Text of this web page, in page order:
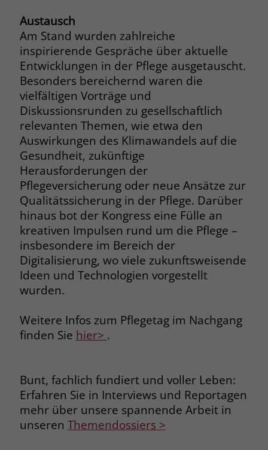
Austausch
Am Stand wurden zahlreiche
inspirierende Gespräche über aktuelle
Entwicklungen in der Pflege ausgetauscht.
Besonders bereichernd waren die
vielfältigen Vorträge und
Diskussionsrunden zu gesellschaftlich
relevanten Themen, wie etwa den
Auswirkungen des Klimawandels auf die
Gesundheit, zukünftige
Herausforderungen der
Pflegeversicherung oder neue Ansätze zur
Qualitätssicherung in der Pflege. Darüber
hinaus bot der Kongress eine Fülle an
kreativen Impulsen rund um die Pflege –
insbesondere im Bereich der
Digitalisierung, wo viele zukunftsweisende
Ideen und Technologien vorgestellt
wurden.
Weitere Infos zum Pflegetag im Nachgang
finden Sie hier> .
Bunt, fachlich fundiert und voller Leben:
Erfahren Sie in Interviews und Reportagen
mehr über unsere spannende Arbeit in
unseren Themendossiers >
Zweck
Name JSessionID
Anbieter jobs.stiftung-liebenau.de
Laufzeit Session
Zweck
Behält die Zustände des Benutzers bei
allen Seitenanfragen bei.
Zweck
Name _gcl_aw
Anbieter Google Ads
Laufzeit 90 Tage
Zweck
Dieses Cookie wird gesetzt, wenn ein
User über einen Klick auf eine Google
Werbeanzeige auf die Website gelangt.
Es enthält Informationen darüber,
welche Werbeanzeige geklickt wurde,
sodass erzielte Erfolge wie z.B.
Bestellungen oder Kontaktanfragen der
Anzeige zugewiesen werden können.
Name _gcl_dc
Anbieter
Laufzeit 90 Tage
Zweck
Dieses Cookie wird gesetzt, wenn ein
Es enthält Informationen darüber,
welche Werbeanzeige geklickt wurde,
sodass erzielte Erfolge wie z.B.
Bestellungen oder Kontaktanfragen der